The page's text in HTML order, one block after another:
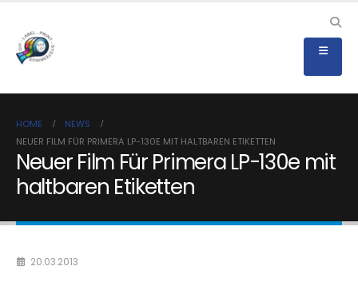
HOME
NEWS
NEUER FILM FÜR PRIMERA LP-130E MIT HALTBAREN ETIKETTEN
Neuer Film Für Primera LP-130e mit
haltbaren Etiketten
20.03.2013